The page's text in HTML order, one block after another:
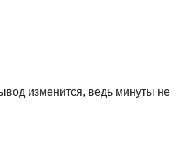
изменится, ведь минуты не